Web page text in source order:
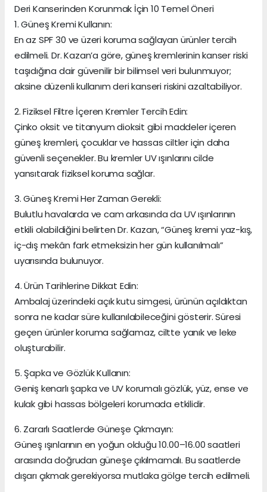
Deri Kanserinden Korunmak İçin 10 Temel Öneri
1. Güneş Kremi Kullanın:
En az SPF 30 ve üzeri koruma sağlayan ürünler tercih
edilmeli. Dr. Kazan’a göre, güneş kremlerinin kanser riski
taşıdığına dair güvenilir bir bilimsel veri bulunmuyor;
aksine düzenli kullanım deri kanseri riskini azaltabiliyor.
2. Fiziksel Filtre İçeren Kremler Tercih Edin:
Çinko oksit ve titanyum dioksit gibi maddeler içeren
güneş kremleri, çocuklar ve hassas ciltler için daha
güvenli seçenekler. Bu kremler UV ışınlarını cilde
yansıtarak fiziksel koruma sağlar.
3. Güneş Kremi Her Zaman Gerekli:
Bulutlu havalarda ve cam arkasında da UV ışınlarının
etkili olabildiğini belirten Dr. Kazan, “Güneş kremi yaz-kış,
iç-dış mekân fark etmeksizin her gün kullanılmalı”
uyarısında bulunuyor.
4. Ürün Tarihlerine Dikkat Edin:
Ambalaj üzerindeki açık kutu simgesi, ürünün açıldıktan
sonra ne kadar süre kullanılabileceğini gösterir. Süresi
geçen ürünler koruma sağlamaz, ciltte yanık ve leke
oluşturabilir.
5. Şapka ve Gözlük Kullanın:
Geniş kenarlı şapka ve UV korumalı gözlük, yüz, ense ve
kulak gibi hassas bölgeleri korumada etkilidir.
6. Zararlı Saatlerde Güneşe Çıkmayın:
Güneş ışınlarının en yoğun olduğu 10.00–16.00 saatleri
arasında doğrudan güneşe çıkılmamalı. Bu saatlerde
dışarı çıkmak gerekiyorsa mutlaka gölge tercih edilmeli.